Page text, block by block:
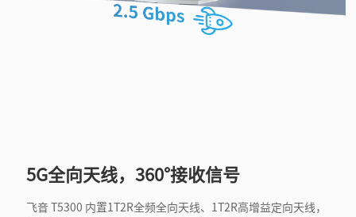
5G全向天线，360°接收信号
飞音 T5300 内置1T2R全频全向天线、1T2R高增益定向天线，